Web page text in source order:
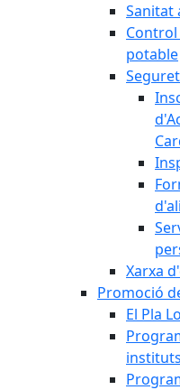
Sanitat
potable
Xarxa
Promoció
El Pla
instituts